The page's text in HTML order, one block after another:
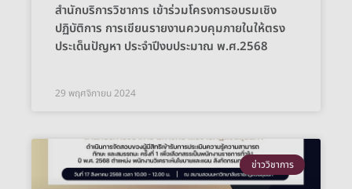
สำนักบริการวิชาการ เข้าร่วมโครงการอบรมเชิง
ปฏิบัติการ การเขียนรายงานควบคุมภายในให้ตรง
ประเด็นปัญหา ประจำปีงบประมาณ พ.ศ.2568
29 พฤศจิกายน 2024
ข่าววิชาการ